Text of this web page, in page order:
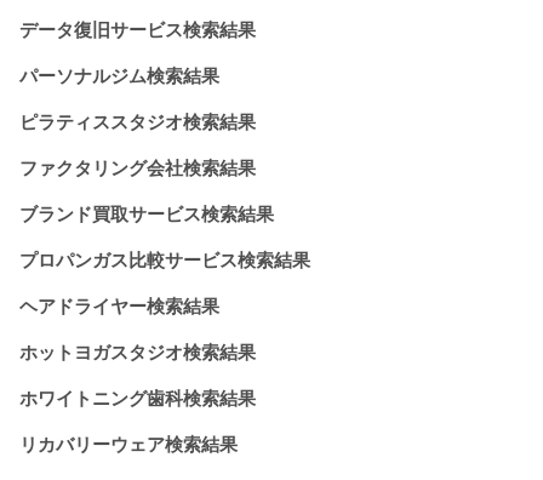
データ復旧サービス検索結果
パーソナルジム検索結果
ピラティススタジオ検索結果
ファクタリング会社検索結果
ブランド買取サービス検索結果
プロパンガス比較サービス検索結果
ヘアドライヤー検索結果
ホットヨガスタジオ検索結果
ホワイトニング歯科検索結果
リカバリーウェア検索結果